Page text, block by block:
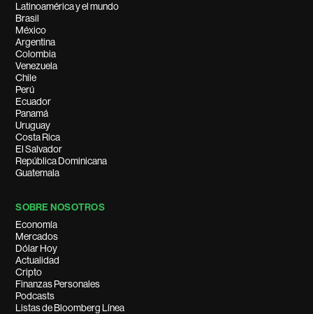
Latinoamérica y el mundo
Brasil
México
Argentina
Colombia
Venezuela
Chile
Perú
Ecuador
Panamá
Uruguay
Costa Rica
El Salvador
República Dominicana
Guatemala
SOBRE NOSOTROS
Economía
Mercados
Dólar Hoy
Actualidad
Cripto
Finanzas Personales
Podcasts
Listas de Bloomberg Línea